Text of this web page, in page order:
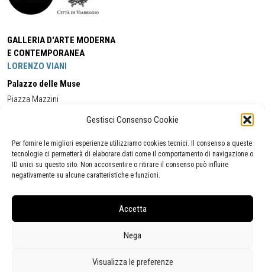
Gestisci Consenso Cookie
Per fornire le migliori esperienze utilizziamo cookies tecnici. Il consenso a queste
tecnologie ci permetterà di elaborare dati come il comportamento di navigazione o
ID unici su questo sito. Non acconsentire o ritirare il consenso può influire
negativamente su alcune caratteristiche e funzioni.
Accetta
Nega
Visualizza le preferenze
GALLERIA D'ARTE MODERNA
E CONTEMPORANEA
LORENZO VIANI
Palazzo delle Muse
Piazza Mazzini
Cell:+39 338 5714978 (orario apertura Galleria)
Tel:
+39 0584 944580
(orario 09.00/13.00)
Email:gamc@comune.viareggio.lu.it
Segnalazione di inaccessibilità